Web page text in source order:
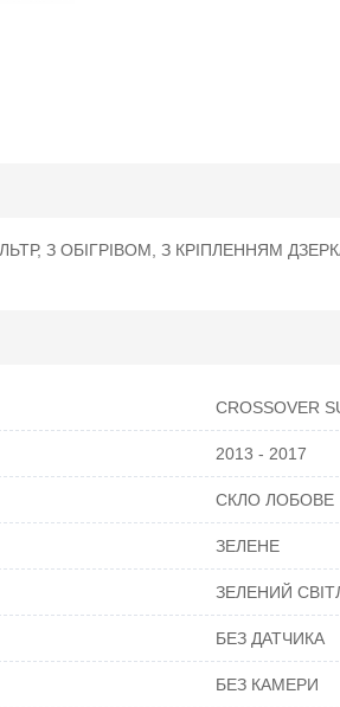
З ОБІГРІВОМ, З КРІПЛЕННЯМ
CROSSOVER
2013 - 2017
СКЛО ЛОБОВЕ
ЗЕЛЕНЕ
ЗЕЛЕНИЙ
БЕЗ ДАТЧИКА
БЕЗ КАМЕРИ